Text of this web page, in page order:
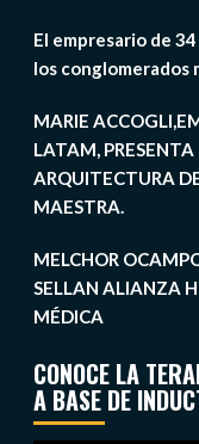
El empresario de
los conglomerados
MARIE
LATAM,
ARQUITECTURA
MAESTRA.
MELCHOR
SELLAN ALIANZA
MÉDICA
CONOCE LA
A BASE DE